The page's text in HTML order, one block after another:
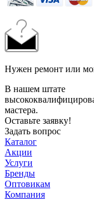
Нужен ремонт или
В нашем штате
мастера.
Оставьте заявку!
Задать вопрос
Каталог
Акции
Услуги
Бренды
Оптовикам
Компания